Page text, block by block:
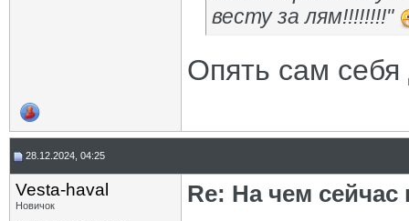
весту за лям!!!!!!!!"
Опять сам
28.12.2024, 04:25
Vesta-haval
Новичок
Re: На чем сейчас